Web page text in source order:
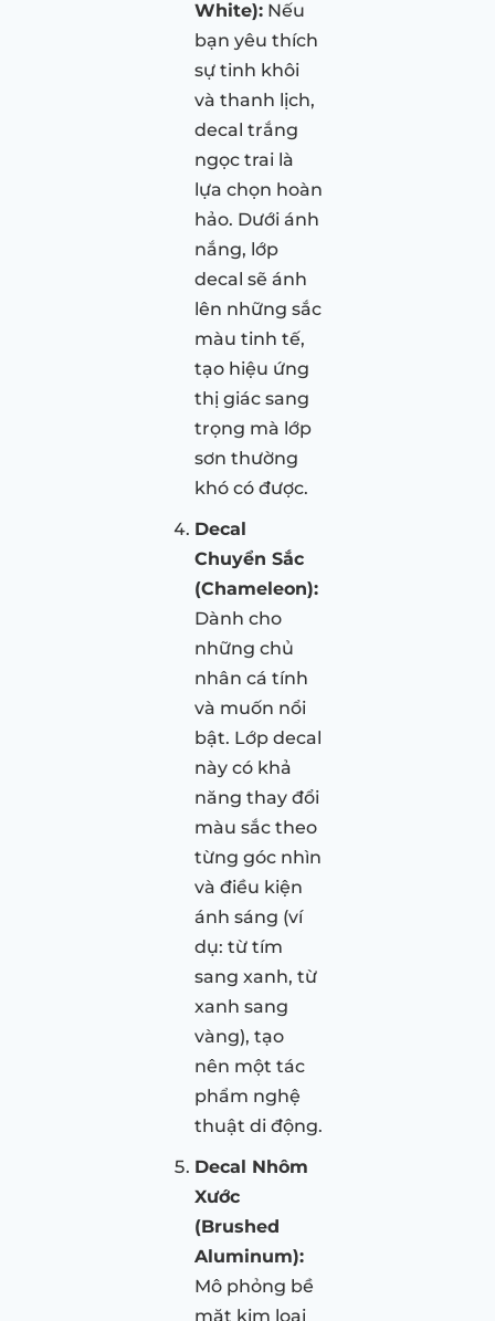
White): Nếu
bạn yêu thích
sự tinh khôi
và thanh lịch,
decal trắng
ngọc trai là
lựa chọn hoàn
hảo. Dưới ánh
nắng, lớp
decal sẽ ánh
lên những sắc
màu tinh tế,
tạo hiệu ứng
thị giác sang
trọng mà lớp
sơn thường
khó có được.
Decal
Chuyển Sắc
(Chameleon):
Dành cho
những chủ
nhân cá tính
và muốn nổi
bật. Lớp decal
này có khả
năng thay đổi
màu sắc theo
từng góc nhìn
và điều kiện
ánh sáng (ví
dụ: từ tím
sang xanh, từ
xanh sang
vàng), tạo
nên một tác
phẩm nghệ
thuật di động.
Decal Nhôm
Xước
(Brushed
Aluminum):
Mô phỏng bề
mặt kim loại